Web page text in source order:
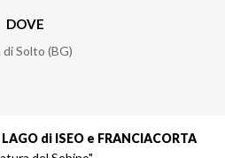
DOVE
di Solto (BG)
LAGO di ISEO e FRANCIACORTA